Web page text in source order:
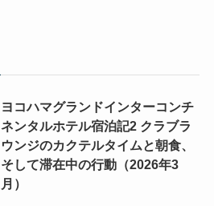
ヨコハマグランドインターコンチ
ネンタルホテル宿泊記2 クラブラ
ウンジのカクテルタイムと朝食、
そして滞在中の行動（2026年3
月）